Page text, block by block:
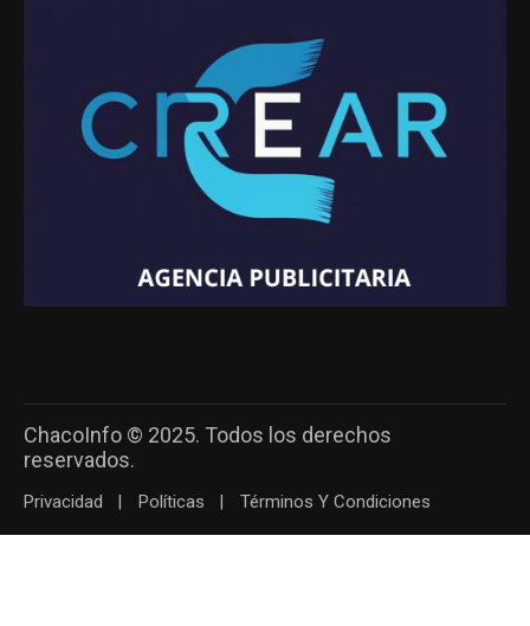
ChacoInfo © 2025. Todos los derechos
reservados.
Privacidad Políticas Términos Y Condiciones